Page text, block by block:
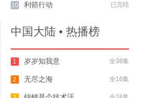
10 已完结
利箭行动
中国大陆 • 热播榜
1 全38集
岁岁知我意
2 全16集
无尽之海